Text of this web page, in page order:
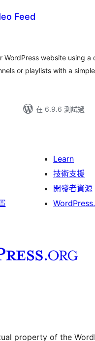
Feed
WordPress website using a
or playlists with a
在 6.9.6 測試過
Learn
技術支援
開發者資源
property of the